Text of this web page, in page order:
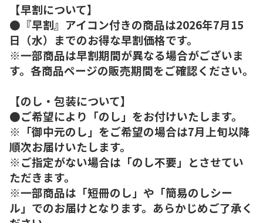
【早割について】
●『早割』アイコン付きの商品は2026年7月15
日（水）までのお得な早割価格です。
※一部商品は早割期間が異なる場合がございま
す。各商品ページの販売期間をご確認ください。
【のし・包装について】
●ご希望により「のし」をお付けいたします。
※「御中元のし」をご希望の場合は7月上旬以降
順次お届けいたします。
※ご指定がない場合は「のし不要」とさせてい
ただきます。
※一部商品は「短冊のし」や「簡易のしシー
ル」でのお届けとなります。あらかじめご了承く